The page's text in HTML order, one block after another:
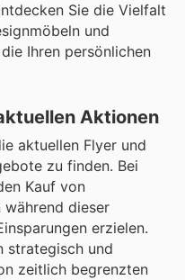
Sie die Vielfalt
und
Ihren persönlichen
Aktionen
aktuellen Flyer und
zu finden. Bei
Kauf von
während dieser
erzielen.
strategisch und
zeitlich begrenzten